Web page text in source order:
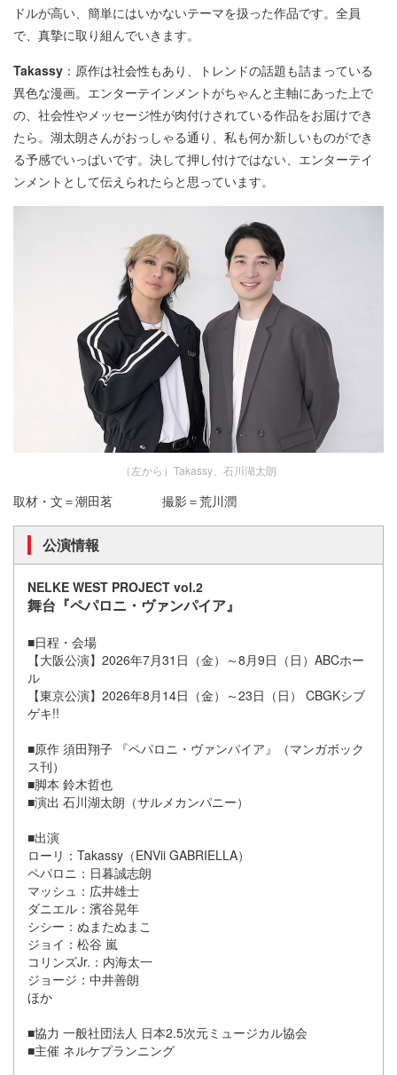
ドルが高い、簡単にはいかないテーマを扱った作品です。全員
で、真摯に取り組んでいきます。
Takassy ：原作は社会性もあり、トレンドの話題も詰まっている
異色な漫画。エンターテインメントがちゃんと主軸にあった上で
の、社会性やメッセージ性が肉付けされている作品をお届けでき
たら。湖太朗さんがおっしゃる通り、私も何か新しいものができ
る予感でいっぱいです。決して押し付けではない、エンターテイ
ンメントとして伝えられたらと思っています。
（左から）Takassy、石川湖太朗
取材・文＝潮田茗 撮影＝荒川潤
公演情報
NELKE WEST PROJECT vol.2
舞台『ペパロニ・ヴァンパイア』
■日程・会場
【大阪公演】2026年7月31日（金）～8月9日（日）ABCホー
ル
【東京公演】2026年8月14日（金）～23日（日） CBGKシブ
ゲキ!!
■原作 須田翔子 『ペパロニ・ヴァンパイア』（マンガボック
ス刊）
■脚本 鈴木哲也
■演出 石川湖太朗（サルメカンパニー）
■出演
ローリ：Takassy（ENVii GABRIELLA）
ペパロニ：日暮誠志朗
マッシュ：広井雄士
ダニエル：濱谷晃年
シシー：ぬまたぬまこ
ジョイ：松谷 嵐
コリンズJr.：内海太一
ジョージ：中井善朗
ほか
■協力 一般社団法人 日本2.5次元ミュージカル協会
■主催 ネルケプランニング